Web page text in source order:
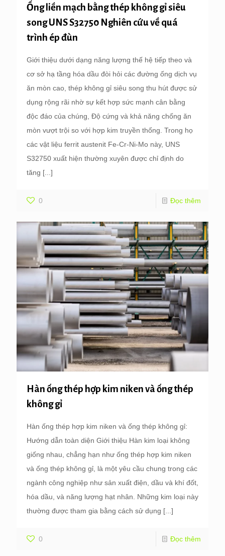
Ống liền mạch bằng thép không gỉ siêu
song UNS S32750 Nghiên cứu về quá
trình ép đùn
Giới thiệu dưới dạng năng lượng thế hệ tiếp theo và
cơ sở hạ tầng hóa dầu đòi hỏi các đường ống dịch vụ
ăn mòn cao, thép không gỉ siêu song thu hút được sử
dụng rộng rãi nhờ sự kết hợp sức mạnh cân bằng
độc đáo của chúng, Độ cứng và khả năng chống ăn
mòn vượt trội so với hợp kim truyền thống. Trong họ
các vật liệu ferrit austenit Fe-Cr-Ni-Mo này, UNS
S32750 xuất hiện thường xuyên được chỉ định do
tăng [...]
0 Đọc thêm
Hàn ống thép hợp kim niken và ống thép
không gỉ
Hàn ống thép hợp kim niken và ống thép không gỉ:
Hướng dẫn toàn diện Giới thiệu Hàn kim loại không
giống nhau, chẳng hạn như ống thép hợp kim niken
và ống thép không gỉ, là một yêu cầu chung trong các
ngành công nghiệp như sản xuất điện, dầu và khí đốt,
hóa dầu, và năng lượng hạt nhân. Những kim loại này
thường được tham gia bằng cách sử dụng [...]
0 Đọc thêm